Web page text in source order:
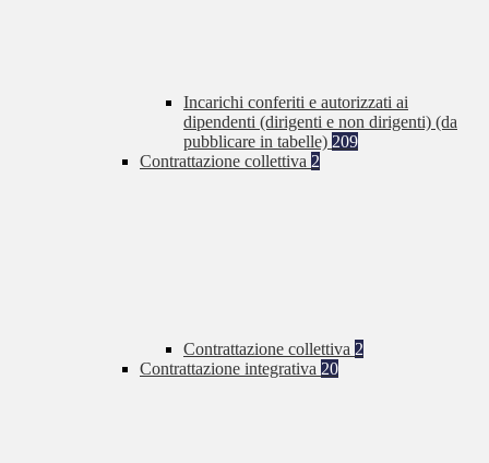
Incarichi conferiti e autorizzati ai
dipendenti (dirigenti e non dirigenti) (da
pubblicare in tabelle) 209
Contrattazione collettiva 2
Contrattazione collettiva 2
Contrattazione integrativa 20